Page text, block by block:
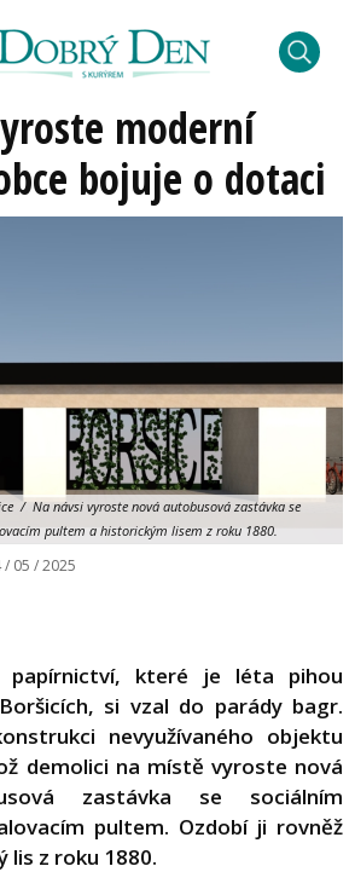
moderní
bojuje o dotaci
/ Na návsi vyroste nová autobusová zastávka se
pultem a historickým lisem z roku 1880.
/ 05 / 2025
papírnictví, které je léta pihou
si vzal do parády bagr.
nevyužívaného objektu
demolici na místě vyroste nová
zastávka se sociálním
pultem. Ozdobí ji rovněž
lis z roku 1880.